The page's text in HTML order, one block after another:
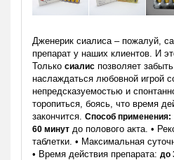
Дженерик сиалиса – пожалуй,
препарат у наших клиентов. И
Только сиалис позволяет
наслаждаться любовной игрой
непредсказуемостью и
торопиться, боясь, что время
закончится. Способ применения:
60 минут до полового акта. •
таблетки. • Максимальная
• Время действия препарата: до